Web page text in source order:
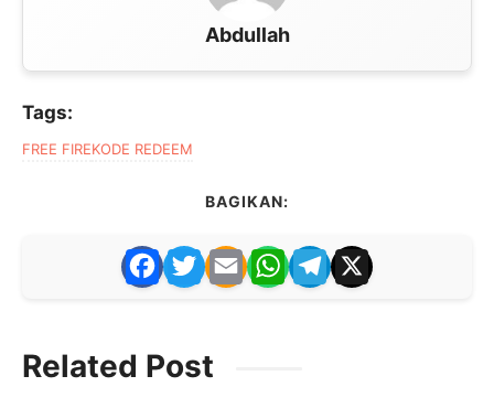
Abdullah
Tags:
FREE FIREKODE REDEEM
BAGIKAN:
F
a
e
T
w
er
E
m
l
W
h
T
el
X
Related Post